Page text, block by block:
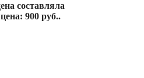
составляла
900 руб..